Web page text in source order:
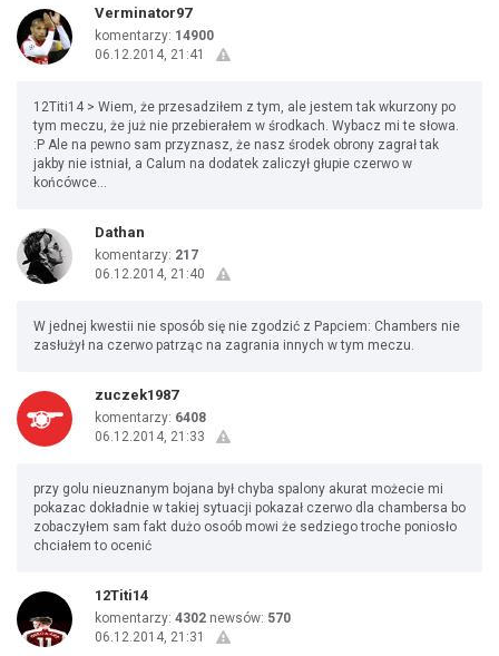
Verminator97
komentarzy: 14900
06.12.2014, 21:41
12Titi14 > Wiem, że przesadziłem z tym, ale jestem tak wkurzony po
tym meczu, że już nie przebierałem w środkach. Wybacz mi te słowa.
:P Ale na pewno sam przyznasz, że nasz środek obrony zagrał tak
jakby nie istniał, a Calum na dodatek zaliczył głupie czerwo w
końcówce...
Dathan
komentarzy: 217
06.12.2014, 21:40
W jednej kwestii nie sposób się nie zgodzić z Papciem: Chambers nie
zasłużył na czerwo patrząc na zagrania innych w tym meczu.
zuczek1987
komentarzy: 6408
06.12.2014, 21:33
przy golu nieuznanym bojana był chyba spalony akurat możecie mi
pokazac dokładnie w takiej sytuacji pokazał czerwo dla chambersa bo
zobaczyłem sam fakt dużo osoób mowi że sedziego troche poniosło
chciałem to ocenić
12Titi14
komentarzy: 4302 newsów: 570
06.12.2014, 21:31